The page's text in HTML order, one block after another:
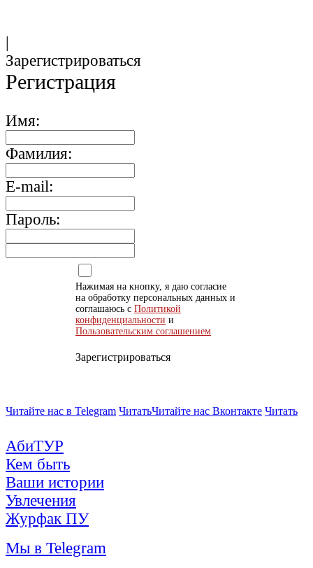
|
Зарегистрироваться
Регистрация
Имя:
Фамилия:
E-mail:
Пароль:
Нажимая на кнопку, я даю согласие
на обработку персональных данных и
соглашаюсь с Политикой
конфиденциальности и
Пользовательским соглашением
Зарегистрироваться
Читайте нас в Telegram ЧитатьЧитайте нас Вконтакте Читать
АбиТУР
Кем быть
Ваши истории
Увлечения
Журфак ПУ
Мы в Telegram